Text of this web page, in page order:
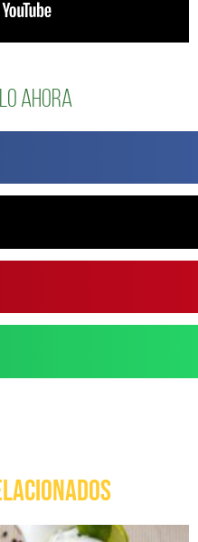
ahora